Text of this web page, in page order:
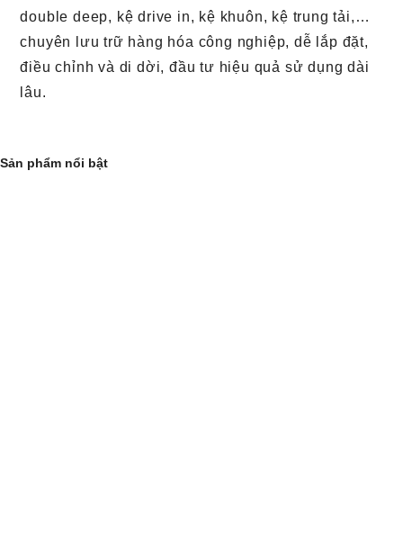
double deep, kệ drive in, kệ khuôn, kệ trung tải,…
chuyên lưu trữ hàng hóa công nghiệp, dễ lắp đặt,
điều chỉnh và di dời, đầu tư hiệu quả sử dụng dài
lâu.
Sản phẩm nổi bật